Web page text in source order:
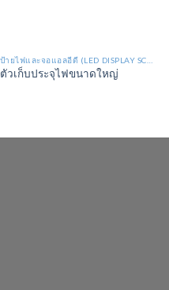
ตัวเก็บประจุไฟขนาดใหญ่